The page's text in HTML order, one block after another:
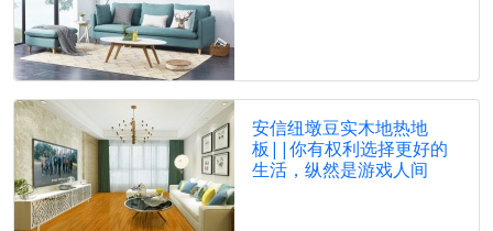
安信纽墩豆实木地热地
板||你有权利选择更好的
生活，纵然是游戏人间